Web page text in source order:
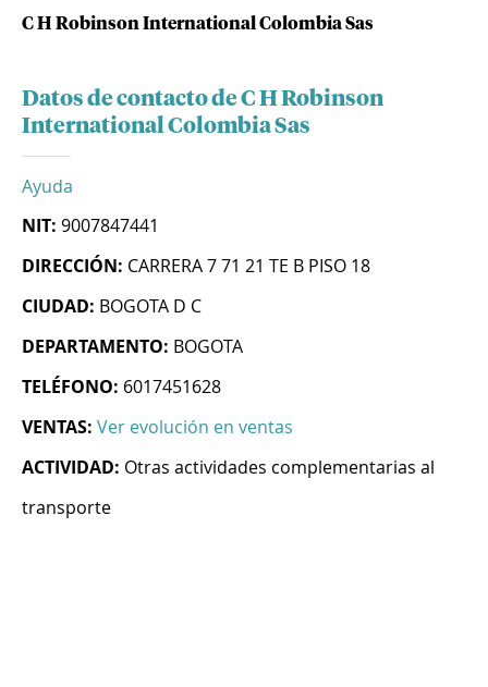
C H Robinson International Colombia Sas
Datos de contacto de C H Robinson
International Colombia Sas
Ayuda
NIT: 9007847441
DIRECCIÓN: CARRERA 7 71 21 TE B PISO 18
CIUDAD: BOGOTA D C
DEPARTAMENTO: BOGOTA
TELÉFONO: 6017451628
VENTAS: Ver evolución en ventas
ACTIVIDAD: Otras actividades complementarias al
transporte